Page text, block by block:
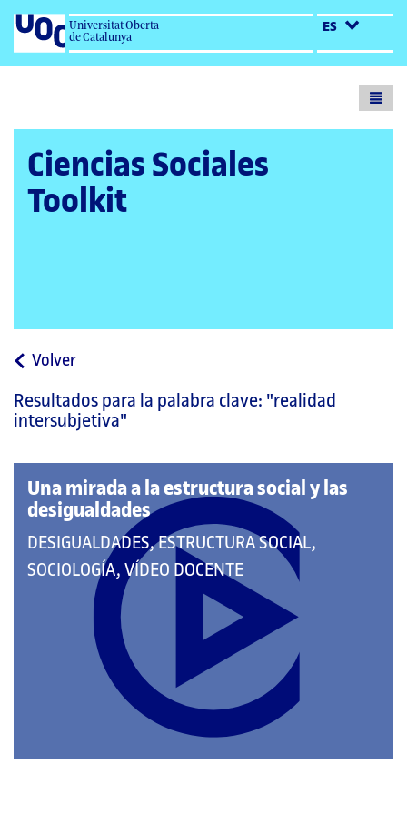
Universitat Oberta
de Catalunya
ES
Ciencias Sociales
Toolkit
Volvera
página
principal
Resultados para la palabra clave: "realidad
intersubjetiva"
Una mirada a la estructura social y las
desigualdades
QUE
PERTENECE
CATEGORÍAS:
DESIGUALDADES, ESTRUCTURA SOCIAL,
SOCIOLOGÍA, VÍDEO DOCENTE